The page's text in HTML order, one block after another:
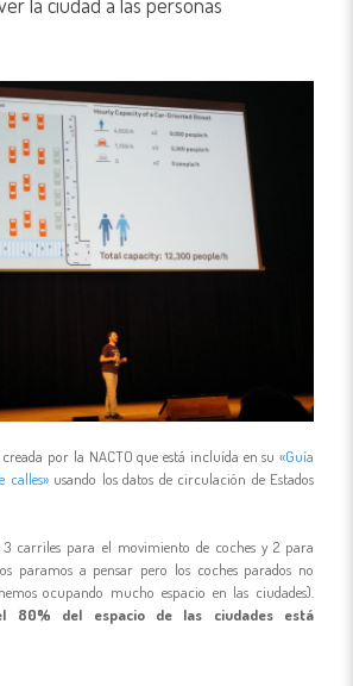
por la NACTO que está incluída en su «Guía
calles»usando los datos de circulación de Estados
carriles para el movimiento de coches y 2 para
paramos a pensar pero los coches parados no
ocupando mucho espacio en las ciudades).
80% del espacio de las ciudades está